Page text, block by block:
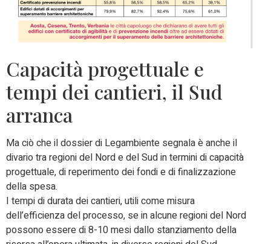
Capacità progettuale e
tempi dei cantieri, il Sud
arranca
Ma ciò che il dossier di Legambiente segnala è anche il
divario tra regioni del Nord e del Sud in termini di capacità
progettuale, di reperimento dei fondi e di finalizzazione
della spesa.
I tempi di durata dei cantieri, utili come misura
dell’efficienza del processo, se in alcune regioni del Nord
possono essere di 8-10 mesi dallo stanziamento della